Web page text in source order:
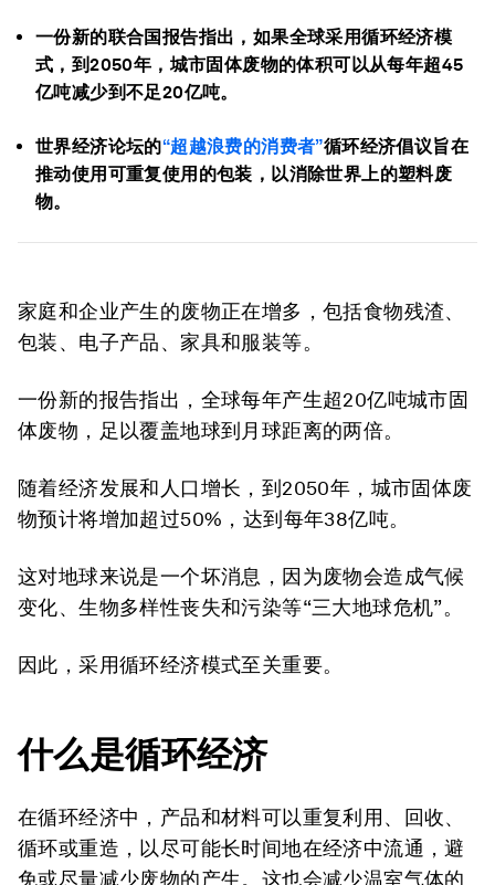
一份新的联合国报告指出，如果全球采用循环经济模
式，到2050年，城市固体废物的体积可以从每年超45
亿吨减少到不足20亿吨。
世界经济论坛的“超越浪费的消费者”循环经济倡议旨在
推动使用可重复使用的包装，以消除世界上的塑料废
物。
家庭和企业产生的废物正在增多，包括食物残渣、
包装、电子产品、家具和服装等。
一份新的报告指出，全球每年产生超20亿吨城市固
体废物，足以覆盖地球到月球距离的两倍。
随着经济发展和人口增长，到2050年，城市固体废
物预计将增加超过50%，达到每年38亿吨。
这对地球来说是一个坏消息，因为废物会造成气候
变化、生物多样性丧失和污染等“三大地球危机”。
因此，采用循环经济模式至关重要。
什么是循环经济
在循环经济中，产品和材料可以重复利用、回收、
循环或重造，以尽可能长时间地在经济中流通，避
免或尽量减少废物的产生。这也会减少温室气体的